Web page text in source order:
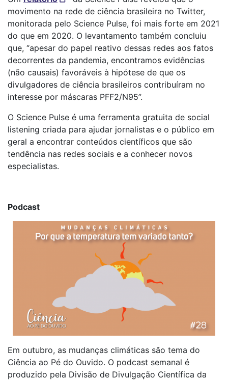
movimento na rede de ciência brasileira no Twitter,
monitorada pelo Science Pulse, foi mais forte em 2021
do que em 2020. O levantamento também concluiu
que, “apesar do papel reativo dessas redes aos fatos
decorrentes da pandemia, encontramos evidências
(não causais) favoráveis à hipótese de que os
divulgadores de ciência brasileiros contribuíram no
interesse por máscaras PFF2/N95”.
O Science Pulse é uma ferramenta gratuita de social
listening criada para ajudar jornalistas e o público em
geral a encontrar conteúdos científicos que são
tendência nas redes sociais e a conhecer novos
especialistas.
Podcast
Em outubro, as mudanças climáticas são tema do
Ciência ao Pé do Ouvido. O podcast semanal é
produzido pela Divisão de Divulgação Científica da